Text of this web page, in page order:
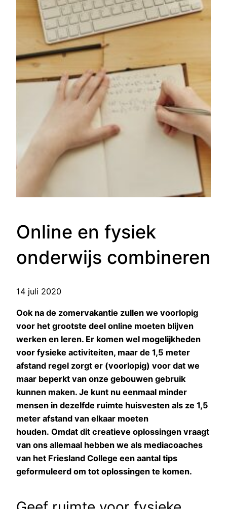
Online en fysiek
onderwijs combineren
14 juli 2020
Ook na de zomervakantie zullen we voorlopig
voor het grootste deel online moeten blijven
werken en leren. Er komen wel mogelijkheden
voor fysieke activiteiten, maar de 1,5 meter
afstand regel zorgt er (voorlopig) voor dat we
maar beperkt van onze gebouwen gebruik
kunnen maken. Je kunt nu eenmaal minder
mensen in dezelfde ruimte huisvesten als ze 1,5
meter afstand van elkaar moeten
houden. Omdat dit creatieve oplossingen vraagt
van ons allemaal hebben we als mediacoaches
van het Friesland College een aantal tips
geformuleerd om tot oplossingen te komen.